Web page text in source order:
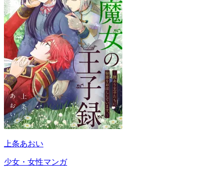
上条あおい
少女・女性マンガ